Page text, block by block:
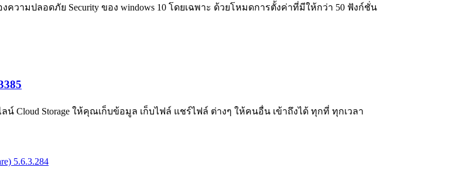
ความปลอดภัย Security ของ windows 10 โดยเฉพาะ ด้วยโหมดการตั้งค่าที่มีให้กว่า 50 ฟังก์ชั่น
Cloud Storage ให้คุณเก็บข้อมูล เก็บไฟล์ แชร์ไฟล์ ต่างๆ ให้คนอื่น เข้าถึงได้ ทุกที่ ทุกเวลา